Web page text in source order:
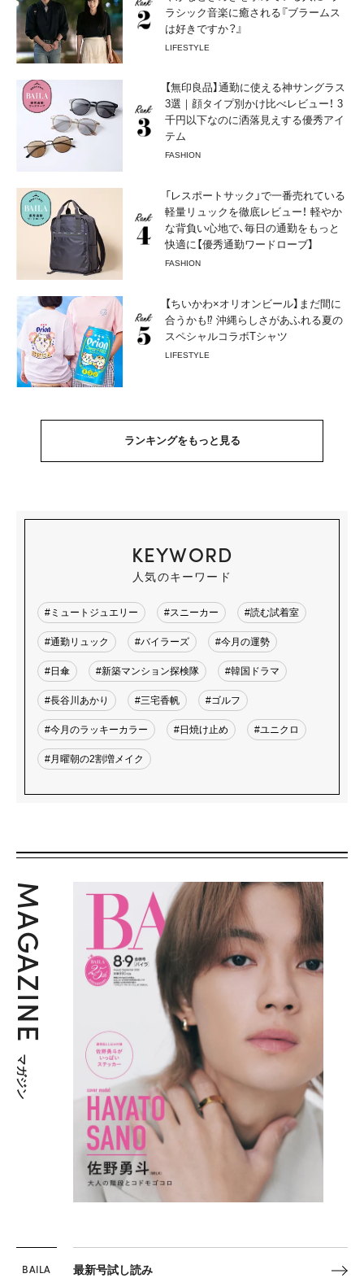
ラシック音楽に癒される『ブラームス
は好きですか？』
LIFESTYLE
【無印良品】通勤に使える神サングラス
3選｜顔タイプ別かけ比べレビュー！ 3
千円以下なのに洒落見えする優秀アイ
テム
FASHION
「レスポートサック」で一番売れている
軽量リュックを徹底レビュー！ 軽やか
な背負い心地で、毎日の通勤をもっと
快適に【優秀通勤ワードローブ】
FASHION
【ちいかわ×オリオンビール】まだ間に
合うかも⁉︎ 沖縄らしさがあふれる夏の
スペシャルコラボTシャツ
LIFESTYLE
ランキングをもっと見る
KEYWORD
人気のキーワード
#ミュートジュエリー #スニーカー #読む試着室
#通勤リュック #バイラーズ #今月の運勢
#日傘 #新築マンション探検隊 #韓国ドラマ
#長谷川あかり #三宅香帆 #ゴルフ
#今月のラッキーカラー #日焼け止め #ユニクロ
#月曜朝の2割増メイク
MAGAZINE
マガジン
BAILA 最新号試し読み